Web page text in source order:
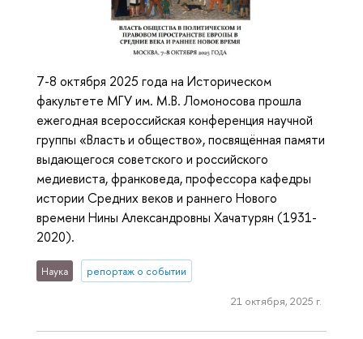
7-8 октября 2025 года на Историческом
факультете МГУ им. М.В. Ломоносова прошла
ежегодная всероссийская конференция научной
группы «Власть и общество», посвящённая памяти
выдающегося советского и российского
медиевиста, франковеда, профессора кафедры
истории Средних веков и раннего Нового
времени Нины Александровны Хачатурян (1931-
2020).
Наука репортаж о событии
21 октября, 2025 г.